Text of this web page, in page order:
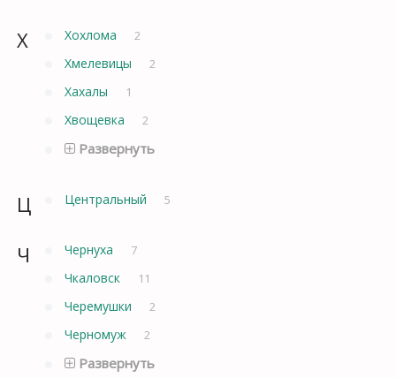
Х Хохлома 2
Хмелевицы 2
Хахалы 1
Хвощевка 2
Развернуть
Ц Центральный 5
Ч Чернуха 7
Чкаловск 11
Черемушки 2
Черномуж 2
Развернуть